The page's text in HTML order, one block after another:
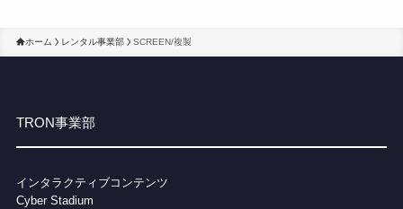
ホーム レンタル事業部 SCREEN/複製
TRON事業部
インタラクティブコンテンツ
Cyber Stadium